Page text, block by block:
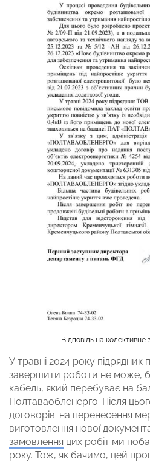
ВІдповідь на колективне
У травні 2024 року підрядник
завершити роботи не може,
кабель, який перебуває на
Полтаваобленерго. Після
договорів: на перенесення
виготовлення нової
замовлення цих робіт ми
року. Тож, як бачимо, цей